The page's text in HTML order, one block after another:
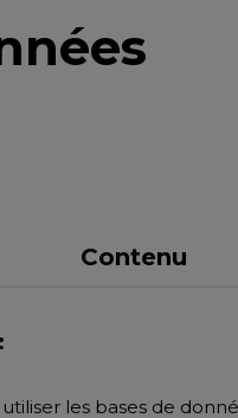
Contenu
les bases de